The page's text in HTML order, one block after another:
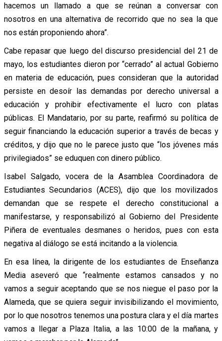
hacemos un llamado a que se reúnan a conversar con
nosotros en una alternativa de recorrido que no sea la que
nos están proponiendo ahora”.
Cabe repasar que luego del discurso presidencial del 21 de
mayo, los estudiantes dieron por “cerrado” al actual Gobierno
en materia de educación, pues consideran que la autoridad
persiste en desoír las demandas por derecho universal a
educación y prohibir efectivamente el lucro con platas
públicas. El Mandatario, por su parte, reafirmó su política de
seguir financiando la educación superior a través de becas y
créditos, y dijo que no le parece justo que “los jóvenes más
privilegiados” se eduquen con dinero público.
Isabel Salgado, vocera de la Asamblea Coordinadora de
Estudiantes Secundarios (ACES), dijo que los movilizados
demandan que se respete el derecho constitucional a
manifestarse, y responsabilizó al Gobierno del Presidente
Piñera de eventuales desmanes o heridos, pues con esta
negativa al diálogo se está incitando a la violencia.
En esa línea, la dirigente de los estudiantes de Enseñanza
Media aseveró que “realmente estamos cansados y no
vamos a seguir aceptando que se nos niegue el paso por la
Alameda, que se quiera seguir invisibilizando el movimiento,
por lo que nosotros tenemos una postura clara y el día martes
vamos a llegar a Plaza Italia, a las 10:00 de la mañana, y